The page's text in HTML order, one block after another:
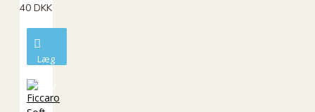
40 DKK
Læg
kurv